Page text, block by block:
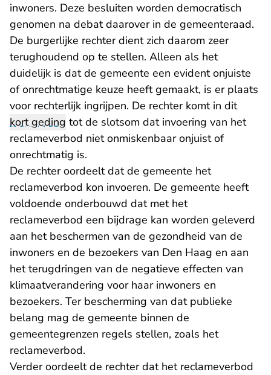
inwoners. Deze besluiten worden democratisch
genomen na debat daarover in de gemeenteraad.
De burgerlijke rechter dient zich daarom zeer
terughoudend op te stellen. Alleen als het
duidelijk is dat de gemeente een evident onjuiste
of onrechtmatige keuze heeft gemaakt, is er plaats
voor rechterlijk ingrijpen. De rechter komt in dit
kort geding tot de slotsom dat invoering van het
reclameverbod niet onmiskenbaar onjuist of
onrechtmatig is.
De rechter oordeelt dat de gemeente het
reclameverbod kon invoeren. De gemeente heeft
voldoende onderbouwd dat met het
reclameverbod een bijdrage kan worden geleverd
aan het beschermen van de gezondheid van de
inwoners en de bezoekers van Den Haag en aan
het terugdringen van de negatieve effecten van
klimaatverandering voor haar inwoners en
bezoekers. Ter bescherming van dat publieke
belang mag de gemeente binnen de
gemeentegrenzen regels stellen, zoals het
reclameverbod.
Verder oordeelt de rechter dat het reclameverbod